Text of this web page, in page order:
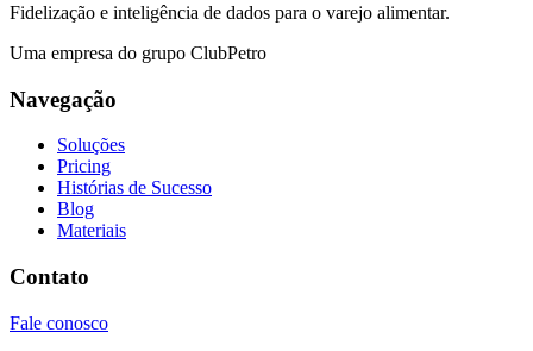
Fidelização e inteligência de dados para o varejo alimentar.
Uma empresa do grupo ClubPetro
Navegação
Soluções
Pricing
Histórias de Sucesso
Blog
Materiais
Contato
Fale conosco